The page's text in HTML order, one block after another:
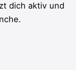
dich aktiv und